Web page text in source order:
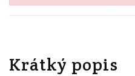
Krátký popis